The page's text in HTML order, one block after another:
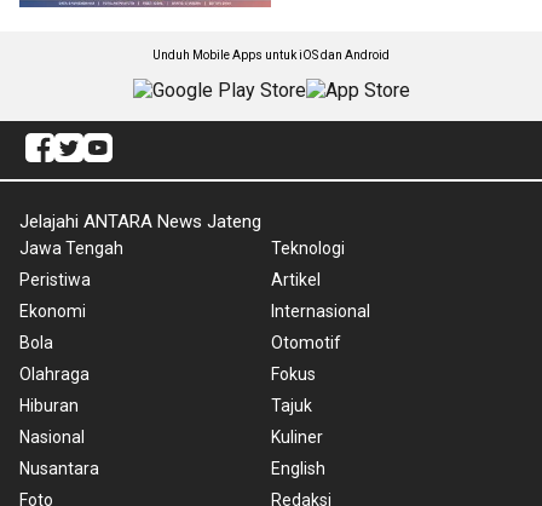
Unduh Mobile Apps untuk iOS dan Android
Jelajahi ANTARA News Jateng
Jawa Tengah
Peristiwa
Ekonomi
Bola
Olahraga
Hiburan
Nasional
Nusantara
Foto
Teknologi
Artikel
Internasional
Otomotif
Fokus
Tajuk
Kuliner
English
Redaksi